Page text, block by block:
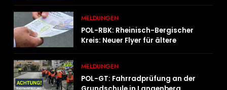
MELDUNGEN
POL-RBK: Rheinisch-Bergischer
Kreis: Neuer Flyer für ältere
MELDUNGEN
POL-GT: Fahrradprüfung an der